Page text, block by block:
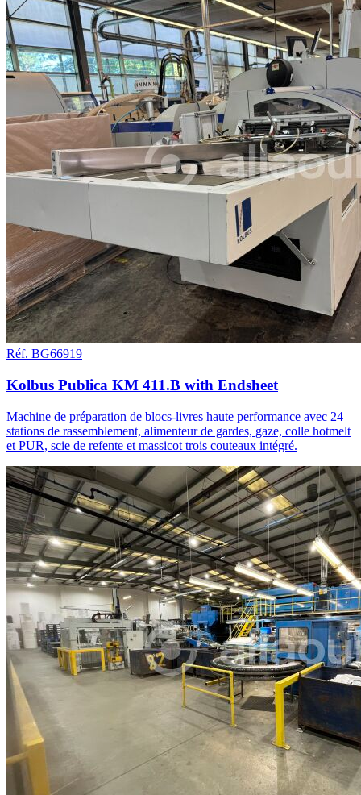
Réf. BG66919
Kolbus Publica KM 411.B with Endsheet
Machine de préparation de blocs-livres haute performance avec 24
stations de rassemblement, alimenteur de gardes, gaze, colle hotmelt
et PUR, scie de refente et massicot trois couteaux intégré.